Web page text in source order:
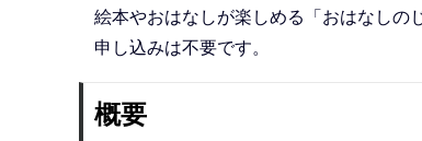
絵本やおはなしが楽しめる「おはなしの
申し込みは不要です。
概要